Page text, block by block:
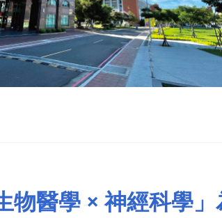
物醫學 × 神經科學